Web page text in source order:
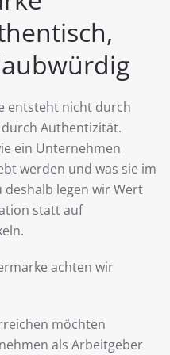
entsteht nicht durch
Authentizität.
ein Unternehmen
werden und was sie im
legen wir Wert
statt auf
achten wir
möchten
als Arbeitgeber